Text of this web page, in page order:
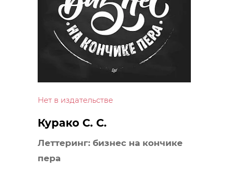
Нет в издательстве
Курако С. С.
Леттеринг: бизнес на кончике
пера